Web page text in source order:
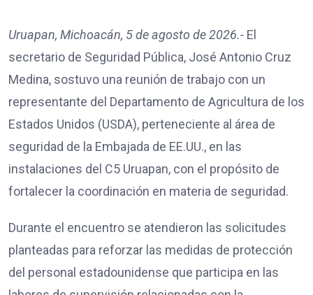
Uruapan, Michoacán, 5 de agosto de 2026.- El
secretario de Seguridad Pública, José Antonio Cruz
Medina, sostuvo una reunión de trabajo con un
representante del Departamento de Agricultura de los
Estados Unidos (USDA), perteneciente al área de
seguridad de la Embajada de EE.UU., en las
instalaciones del C5 Uruapan, con el propósito de
fortalecer la coordinación en materia de seguridad.
Durante el encuentro se atendieron las solicitudes
planteadas para reforzar las medidas de protección
del personal estadounidense que participa en las